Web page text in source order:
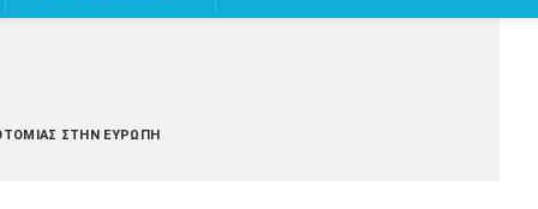
ΣΤΗΝ ΕΥΡΏΠΗ